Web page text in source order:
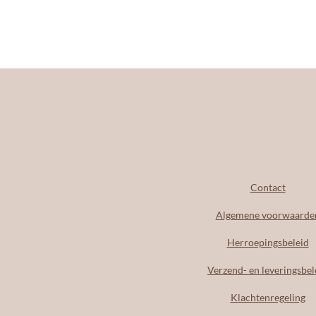
Contact
Algemene
Herroepingsbeleid
Verzend- en
Klachtenregeling